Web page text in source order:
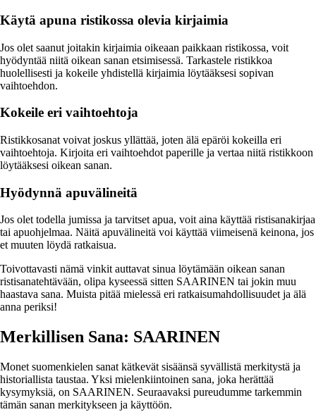
Käytä apuna ristikossa olevia kirjaimia
Jos olet saanut joitakin kirjaimia oikeaan paikkaan ristikossa, voit
hyödyntää niitä oikean sanan etsimisessä. Tarkastele ristikkoa
huolellisesti ja kokeile yhdistellä kirjaimia löytääksesi sopivan
vaihtoehdon.
Kokeile eri vaihtoehtoja
Ristikkosanat voivat joskus yllättää, joten älä epäröi kokeilla eri
vaihtoehtoja. Kirjoita eri vaihtoehdot paperille ja vertaa niitä ristikkoon
löytääksesi oikean sanan.
Hyödynnä apuvälineitä
Jos olet todella jumissa ja tarvitset apua, voit aina käyttää ristisanakirjaa
tai apuohjelmaa. Näitä apuvälineitä voi käyttää viimeisenä keinona, jos
et muuten löydä ratkaisua.
Toivottavasti nämä vinkit auttavat sinua löytämään oikean sanan
ristisanatehtävään, olipa kyseessä sitten SAARINEN tai jokin muu
haastava sana. Muista pitää mielessä eri ratkaisumahdollisuudet ja älä
anna periksi!
Merkillisen Sana: SAARINEN
Monet suomenkielen sanat kätkevät sisäänsä syvällistä merkitystä ja
historiallista taustaa. Yksi mielenkiintoinen sana, joka herättää
kysymyksiä, on SAARINEN. Seuraavaksi pureudumme tarkemmin
tämän sanan merkitykseen ja käyttöön.